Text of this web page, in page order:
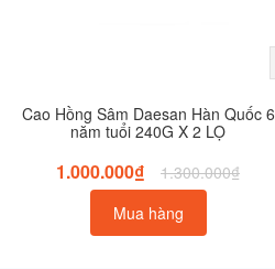
Cao Hồng Sâm Daesan Hàn Quốc 6
năm tuổi 240G X 2 LỌ
1.000.000₫
1.300.000₫
Mua hàng